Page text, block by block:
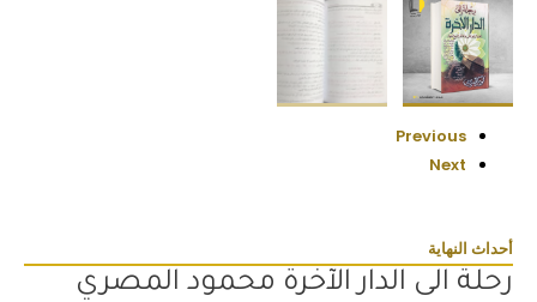
Previous
Next
أحداث النهاية
رحلة الى الدار الآخرة محمود المصري